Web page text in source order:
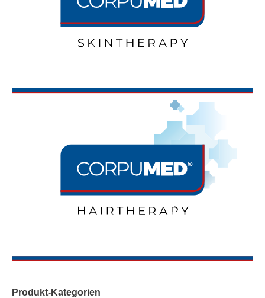
Produkt-Kategorien